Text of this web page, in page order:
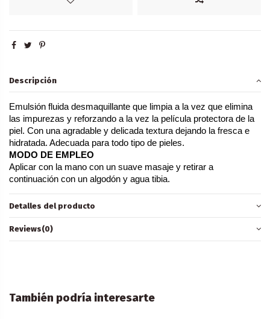
Descripción
Emulsión fluida desmaquillante que limpia a la vez que elimina
las impurezas y reforzando a la vez la película protectora de la
piel. Con una agradable y delicada textura dejando la fresca e
hidratada. Adecuada para todo tipo de pieles.
MODO DE EMPLEO
Aplicar con la mano con un suave masaje y retirar a
continuación con un algodón y agua tibia.
Detalles del producto
Reviews(0)
También podría interesarte